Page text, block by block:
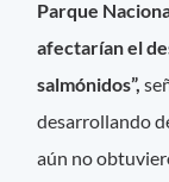
Parque
afectarían el
salmónidos”,
desarrollando
aún no